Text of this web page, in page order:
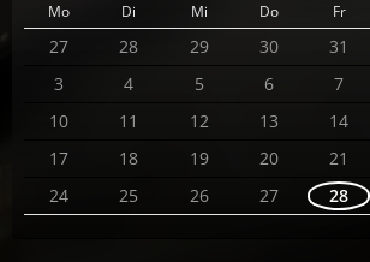
Mo Di Mi Do Fr
27 28 29 30 31
3
4 5 6 7
10
11 12 13 14
17
18 19 20 21
24
25 26 27 28